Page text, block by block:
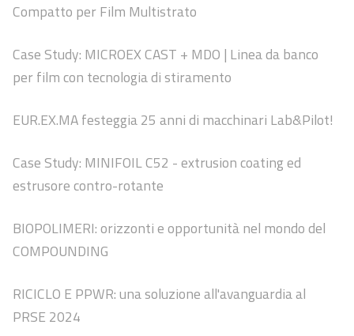
Compatto per Film Multistrato
Case Study: MICROEX CAST + MDO | Linea da banco
per film con tecnologia di stiramento
EUR.EX.MA festeggia 25 anni di macchinari Lab&Pilot!
Case Study: MINIFOIL C52 - extrusion coating ed
estrusore contro-rotante
BIOPOLIMERI: orizzonti e opportunità nel mondo del
COMPOUNDING
RICICLO E PPWR: una soluzione all'avanguardia al
PRSE 2024